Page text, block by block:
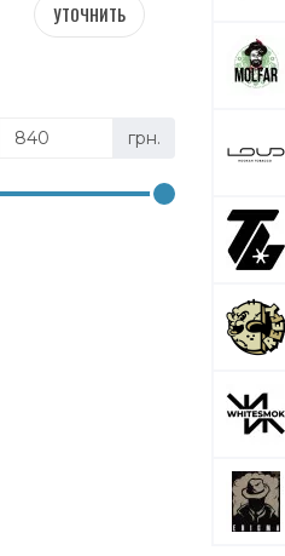
УТОЧНИТЬ
грн.